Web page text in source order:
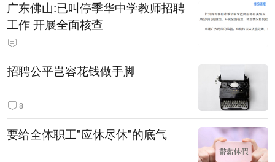
广东佛山:已叫停季华中学教师招聘
工作 开展全面核查
招聘公平岂容花钱做手脚
8
要给全体职工"应休尽休"的底气